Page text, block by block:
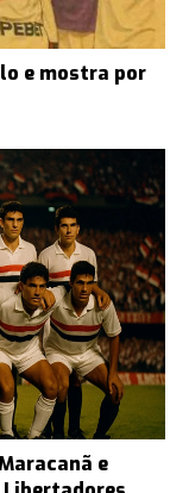
e mostra por
e